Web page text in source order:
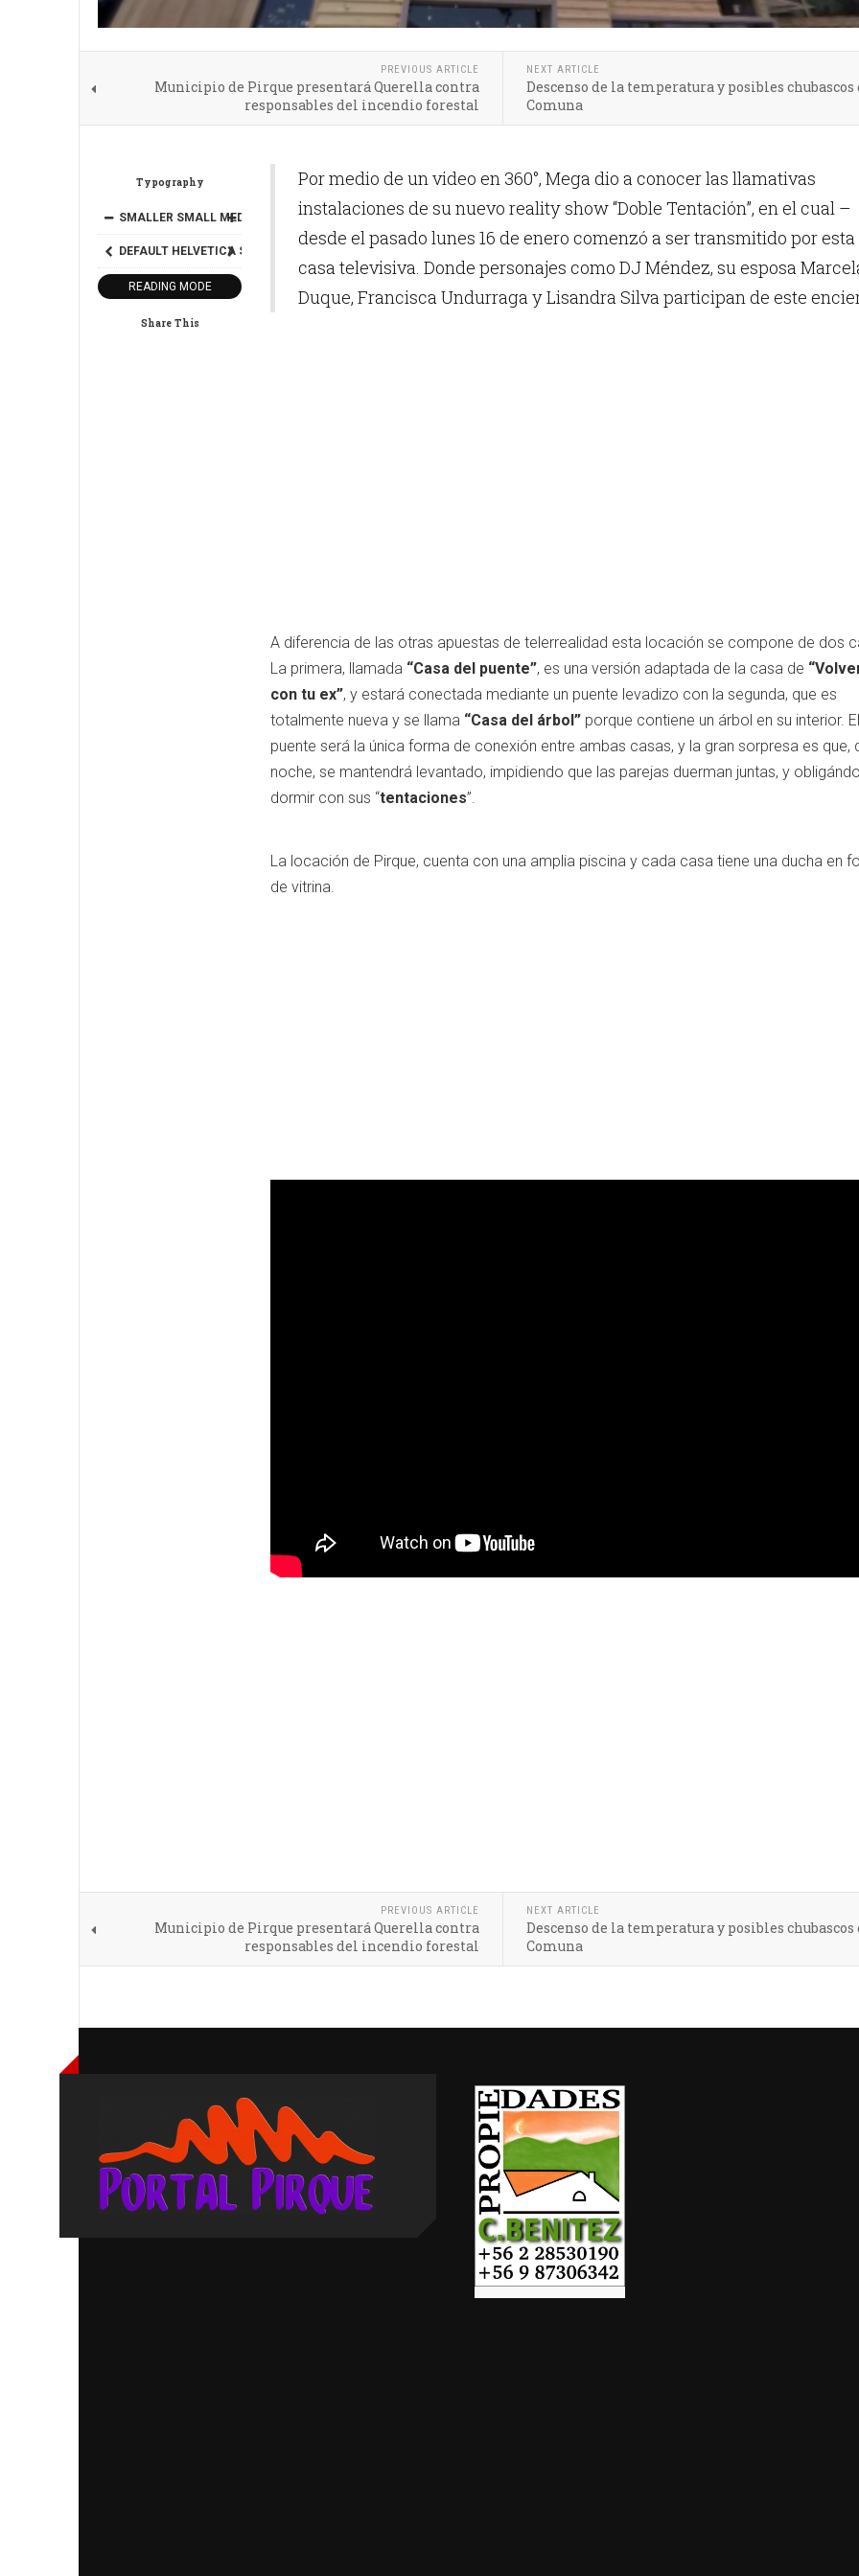
PREVIOUS ARTICLE
Municipio de Pirque presentará Querella contra
responsables del incendio forestal
NEXT ARTICLE
Descenso de la temperatura y posibles chubascos
Comuna
Typography
SMALLER SMALL MEDIUM BIGGER
DEFAULT HELVETICA SEGOE TIMES
READING MODE
Share This
Por medio de un video en 360°, Mega dio a conocer las llamativas
instalaciones de su nuevo reality show “Doble Tentación”, en el cual –
desde el pasado lunes 16 de enero comenzó a ser transmitido por esta
casa televisiva. Donde personajes como DJ Méndez, su esposa
Duque, Francisca Undurraga y Lisandra Silva participan de este
A diferencia de las otras apuestas de telerrealidad esta locación se compone de dos
La primera, llamada “Casa del puente”, es una versión adaptada de la casa de
con tu ex”, y estará conectada mediante un puente levadizo con la segunda, que es
totalmente nueva y se llama “Casa del árbol” porque contiene un árbol en su interior. El
puente será la única forma de conexión entre ambas casas, y la gran sorpresa es que,
noche, se mantendrá levantado, impidiendo que las parejas duerman juntas, y
dormir con sus “tentaciones”.
La locación de Pirque, cuenta con una amplia piscina y cada casa tiene una ducha en
de vitrina.
PREVIOUS ARTICLE
Municipio de Pirque presentará Querella contra
responsables del incendio forestal
NEXT ARTICLE
Descenso de la temperatura y posibles chubascos
Comuna